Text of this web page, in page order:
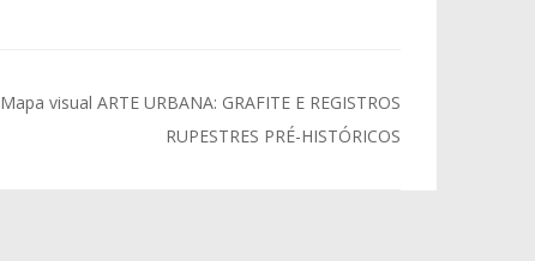
Mapa visual ARTE URBANA: GRAFITE E REGISTROS
RUPESTRES PRÉ-HISTÓRICOS